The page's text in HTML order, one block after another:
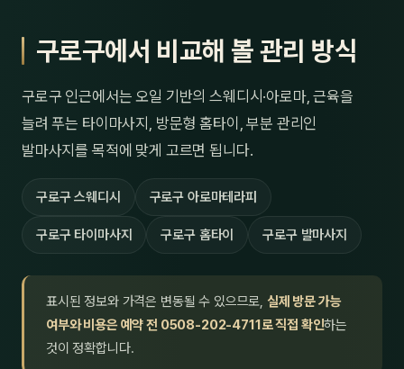
구로구에서 비교해 볼 관리 방식
구로구 인근에서는 오일 기반의 스웨디시·아로마, 근육을
늘려 푸는 타이마사지, 방문형 홈타이, 부분 관리인
발마사지를 목적에 맞게 고르면 됩니다.
구로구 스웨디시 구로구 아로마테라피
구로구 타이마사지 구로구 홈타이 구로구 발마사지
표시된 정보와 가격은 변동될 수 있으므로, 실제 방문 가능
여부와 비용은 예약 전 0508-202-4711로 직접 확인하는
것이 정확합니다.